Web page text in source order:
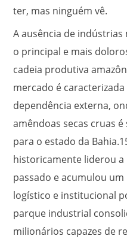
ter, mas ninguém vê.
A ausência de
o principal e mais
cadeia produtiva
mercado é
dependência externa,
amêndoas secas cruas
para o estado da Bahia.
historicamente liderou
passado e acumulou
logístico e institucional
parque industrial
milionários capazes de